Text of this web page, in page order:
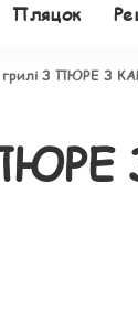
Пляцок
З ПЮРЕ З